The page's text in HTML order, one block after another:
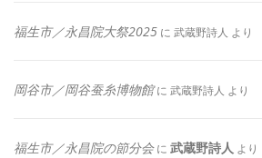
福生市／永昌院大祭2025 に 武蔵野詩人 より
岡谷市／岡谷蚕糸博物館に 武蔵野詩人 より
福生市／永昌院の節分会に 武蔵野詩人 より